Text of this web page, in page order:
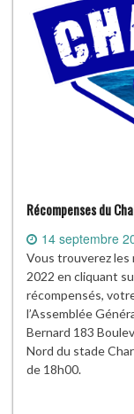
Récompenses du
14 septembre
Vous trouverez
2022 en cliquant
récompensés,
l’Assemblée
Bernard 183
Nord du stade
de 18h00.